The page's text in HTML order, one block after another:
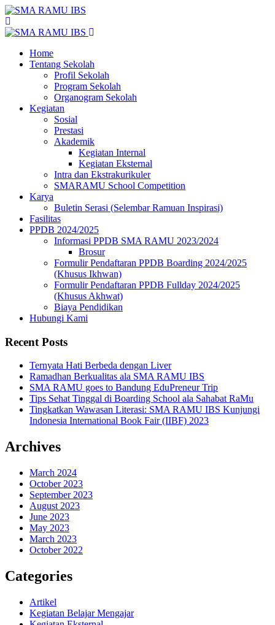
Home
Tentang Sekolah
Profil Sekolah
Program Sekolah
Organogram Sekolah
Kegiatan
Sosial
Prestasi
Akademik
Kegiatan Internal
Kegiatan Eksternal
Intra dan Ekstrakurikuler
SMARAMU School Competition
Karya
Buletin Serasi (Selembar Ramuan Inspirasi)
Fasilitas
PPDB 2024/2025
Informasi PPDB SMA RAMU 2023/2024
Brosur
Formulir Pendaftaran PPDB Boarding 2024/2025
(Khusus Ikhwan)
Formulir Pendaftaran PPDB Fullday 2024/2025
(Khusus Akhwat)
Biaya Pendidikan
Hubungi Kami
Recent Posts
Ternyata Hati Berbeda dengan Liver
Ramadhan Berkualitas ala SMA RAMU IBS
SMA RAMU goes to Bandung EduPreneur Trip
Tips Sehat Tinggal di Boarding School ala Sahabat RaMu
Tingkatkan Wawasan Literasi: SMA RAMU IBS Kunjungi
Indonesia International Book Fair (IIBF) 2023
Archives
March 2024
October 2023
September 2023
August 2023
June 2023
May 2023
March 2023
October 2022
Categories
Artikel
Kegiatan Belajar Mengajar